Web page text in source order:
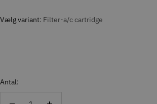
Vælg variant Filter-a/c cartridge
Antal: